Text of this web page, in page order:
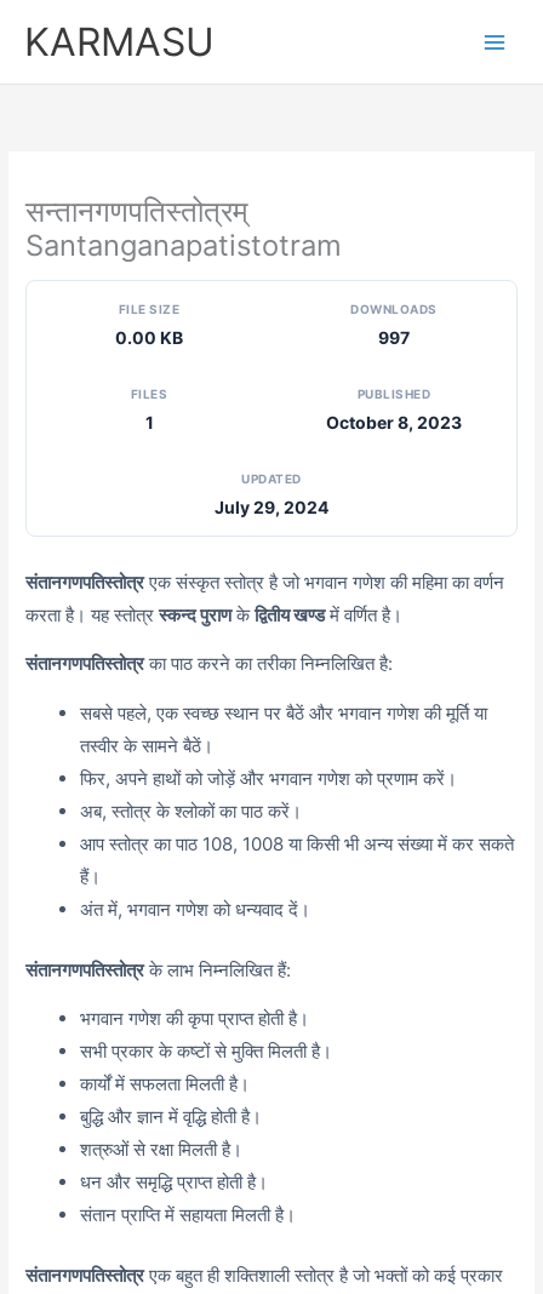
KARMASU
सन्तानगणपतिस्तोत्रम्
Santanganapatistotram
FILE SIZE
0.00 KB
DOWNLOADS
997
FILES
1
PUBLISHED
October 8, 2023
UPDATED
July 29, 2024
संतानगणपतिस्तोत्रएक संस्कृत स्तोत्र है जो भगवान गणेश की महिमा का वर्णन
करता है। यह स्तोत्रस्कन्द पुराणकेद्वितीय खण्डमें वर्णित है।
संतानगणपतिस्तोत्रका पाठ करने का तरीका निम्नलिखित है:
सबसे पहले, एक स्वच्छ स्थान पर बैठें और भगवान गणेश की मूर्ति या
तस्वीर के सामने बैठें।
फिर, अपने हाथों को जोड़ें और भगवान गणेश को प्रणाम करें।
अब, स्तोत्र के श्लोकों का पाठ करें।
आप स्तोत्र का पाठ 108, 1008 या किसी भी अन्य संख्या में कर सकते
हैं।
अंत में, भगवान गणेश को धन्यवाद दें।
संतानगणपतिस्तोत्रके लाभ निम्नलिखित हैं:
भगवान गणेश की कृपा प्राप्त होती है।
सभी प्रकार के कष्टों से मुक्ति मिलती है।
कार्यों में सफलता मिलती है।
बुद्धि और ज्ञान में वृद्धि होती है।
शत्रुओं से रक्षा मिलती है।
धन और समृद्धि प्राप्त होती है।
संतान प्राप्ति में सहायता मिलती है।
संतानगणपतिस्तोत्रएक बहुत ही शक्तिशाली स्तोत्र है जो भक्तों को कई प्रकार